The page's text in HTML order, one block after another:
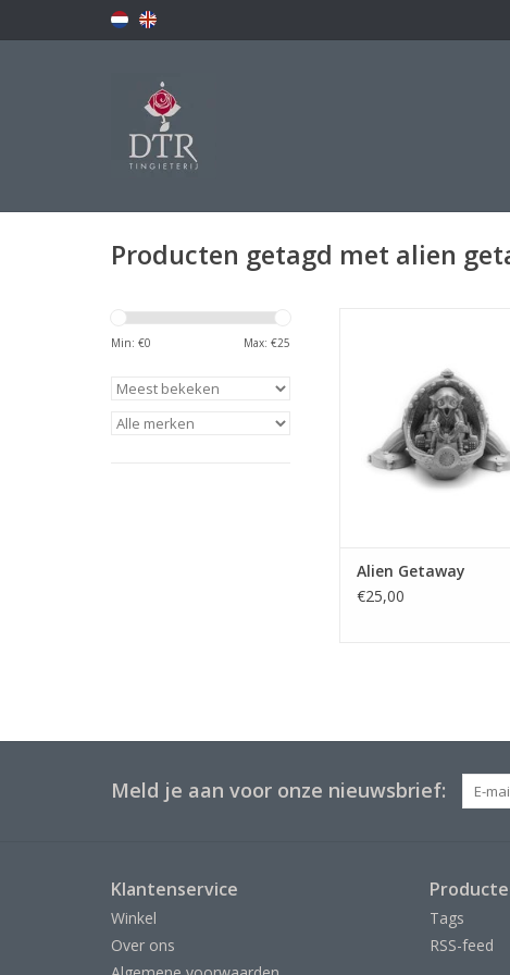
Producten getagd met alien
Min: €0 Max: €25
TOEVOEGEN AAN
Alien Getaway
€25,00
Meld je aan voor onze nieuwsbrief:
Klantenservice
Winkel
Over ons
Tags
RSS-feed